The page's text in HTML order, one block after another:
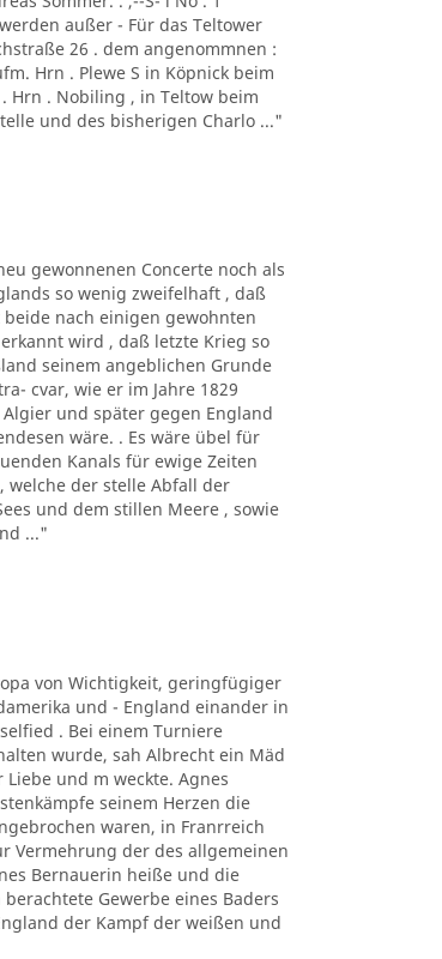
außer - Für das Teltower
26 . dem angenommnen :
Hrn . Plewe S in Köpnick beim
Hrn . Nobiling , in Teltow beim
und des bisherigen Charlo ..."
gewonnenen Concerte noch als
so wenig zweifelhaft , daß
nach einigen gewohnten
wird , daß letzte Krieg so
seinem angeblichen Grunde
cvar, wie er im Jahre 1829
und später gegen England
wäre. . Es wäre übel für
Kanals für ewige Zeiten
welche der stelle Abfall der
und dem stillen Meere , sowie
..."
von Wichtigkeit, geringfügiger
und - England einander in
. Bei einem Turniere
wurde, sah Albrecht ein Mäd
und m weckte. Agnes
seinem Herzen die
waren, in Franrreich
Vermehrung der des allgemeinen
Bernauerin heiße und die
Gewerbe eines Baders
der Kampf der weißen und